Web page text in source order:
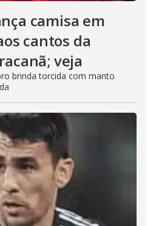
camisa em
cantos da
veja
brinda torcida com manto